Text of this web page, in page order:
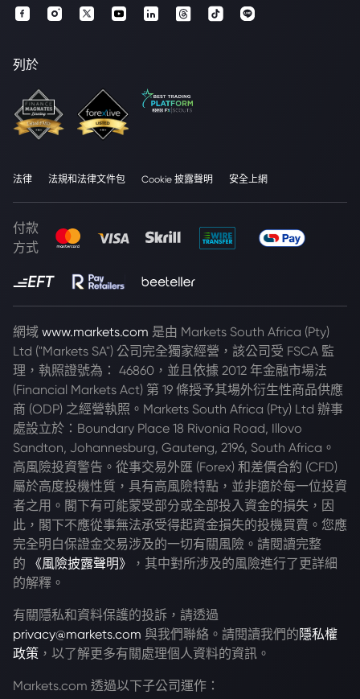
列於
法律 法規和法律文件包 Cookie 披露聲明 安全上網
付款
方式
網域 www.markets.com 是由 Markets South Africa (Pty)
Ltd ("Markets SA") 公司完全獨家經營，該公司受 FSCA 監
理，執照證號為： 46860，並且依據 2012 年金融市場法
(Financial Markets Act) 第 19 條授予其場外衍生性商品供應
商 (ODP) 之經營執照。Markets South Africa (Pty) Ltd 辦事
處設立於：Boundary Place 18 Rivonia Road, Illovo
Sandton, Johannesburg, Gauteng, 2196, South Africa。
高風險投資警告。從事交易外匯 (Forex) 和差價合約 (CFD)
屬於高度投機性質，具有高風險特點，並非適於每一位投資
者之用。閣下有可能蒙受部分或全部投入資金的損失，因
此，閣下不應從事無法承受得起資金損失的投機買賣。您應
完全明白保證金交易涉及的一切有關風險。請閱讀完整
的
《風險披露聲明》
，其中對所涉及的風險進行了更詳細
的解釋。
有關隱私和資料保護的投訴，請透過
privacy@markets.com 與我們聯絡。請閱讀我們的 隱私權
政策 ，以了解更多有關處理個人資料的資訊。
Markets.com 透過以下子公司運作：